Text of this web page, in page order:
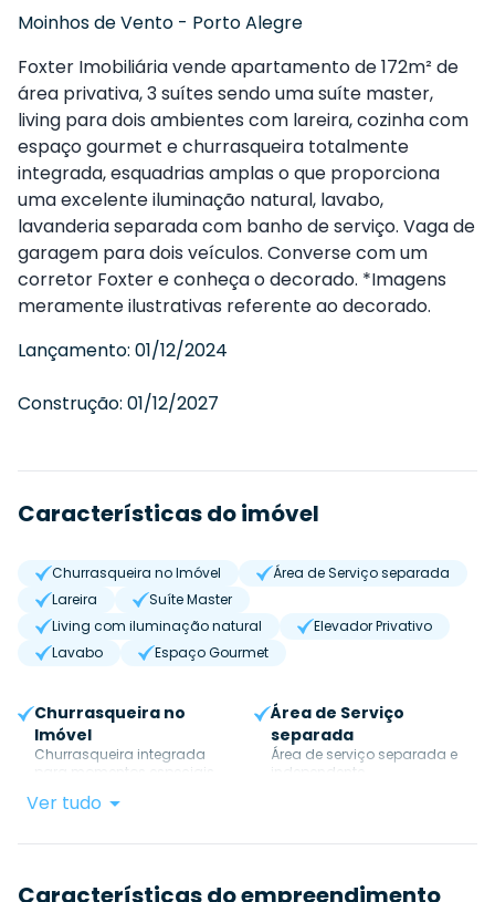
Moinhos de Vento - Porto Alegre
Foxter Imobiliária vende apartamento de 172m² de
área privativa, 3 suítes sendo uma suíte master,
living para dois ambientes com lareira, cozinha com
espaço gourmet e churrasqueira totalmente
integrada, esquadrias amplas o que proporciona
uma excelente iluminação natural, lavabo,
lavanderia separada com banho de serviço. Vaga de
garagem para dois veículos. Converse com um
corretor Foxter e conheça o decorado. *Imagens
meramente ilustrativas referente ao decorado.
Lançamento: 01/12/2024
Construção: 01/12/2027
Características do imóvel
Churrasqueira no Imóvel
Área de Serviço separada
Lareira
Suíte Master
Living com iluminação natural
Elevador Privativo
Lavabo
Espaço Gourmet
Churrasqueira no
Imóvel
Churrasqueira integrada
para momentos especiais.
Área de Serviço
separada
Área de serviço separada e
independente.
Ver tudo
Características do empreendimento